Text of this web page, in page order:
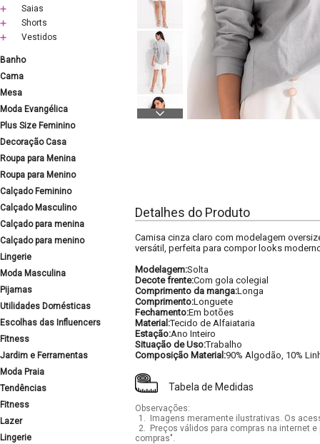
Saias
Shorts
Vestidos
Banho
Cama
Mesa
Moda Evangélica
Plus Size Feminino
Decoração Casa
Roupa para Menina
Roupa para Menino
Calçado Feminino
Calçado Masculino
Calçado para menina
Calçado para menino
Lingerie
Moda Masculina
Pijamas
Utilidades Domésticas
Escolhas das Influencers
Fitness
Jardim e Ferramentas
Moda Praia
Tendências
Fitness
Lazer
Lingerie
Detalhes do Produto
Camisa cinza claro com modelagem
versátil, perfeita para compor looks
Modelagem:Solta
Decote frente:Com gola colegial
Comprimento da manga:Longa
Comprimento:Longuete
Fechamento:Em botões
Material:Tecido de Alfaiataria
Estação:Ano Inteiro
Situação de Uso:Trabalho
Composição Material:90% Algodão, 10%
Tabela de Medidas
Observações:
1.
Imagens meramente ilustrativas. Os
2.
Preços válidos para compras na internet
compras".